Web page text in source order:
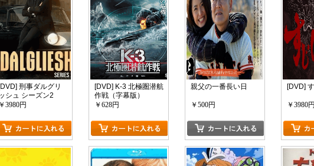
刑事ダルグリ
ッシュ シーズン2
￥3980円
[DVD] K-3 北極圏潜航
作戦（字幕版）
￥628円
親父の一番長い日
￥500円
[DVD]
￥3980円